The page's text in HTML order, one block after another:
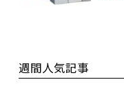
週間人気記事